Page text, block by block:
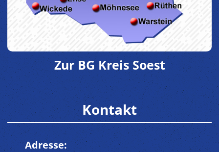
Zur BG Kreis Soest
Kontakt
Adresse: